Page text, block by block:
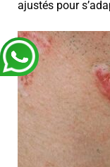
ajustés pour